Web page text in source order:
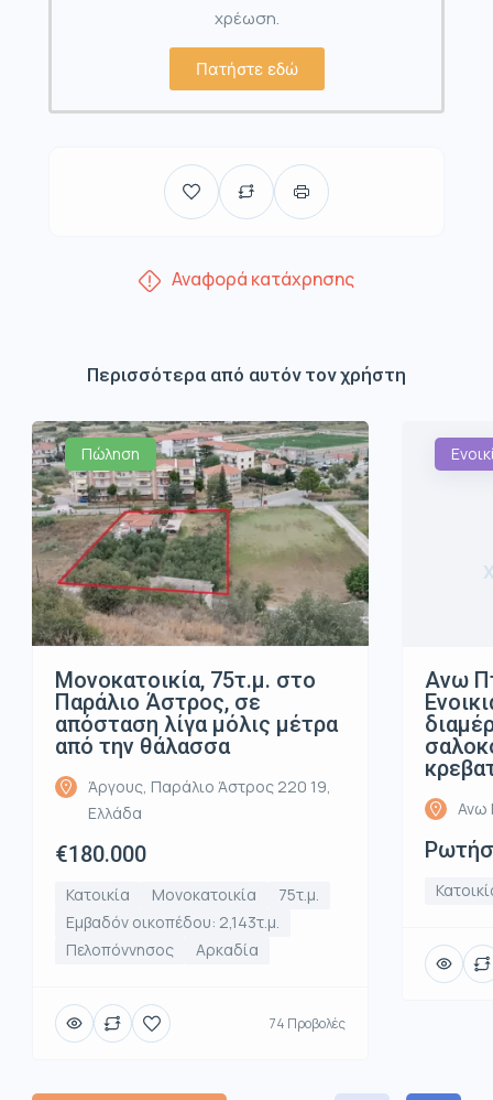
χρέωση.
Πατήστε εδώ
Αναφορά κατάχρησης
Περισσότερα από αυτόν τον χρήστη
Πώληση
Μονοκατοικία, 75τ.μ. στο
Παράλιο Άστρος, σε
απόσταση λίγα μόλις μέτρα
από την θάλασσα
Άργους, Παράλιο Άστρος 220 19,
Ελλάδα
€180.000
Κατοικία Μονοκατοικία
75τ.μ.
Εμβαδόν οικοπέδου: 2,143τ.μ.
Πελοπόννησος
Αρκαδία
74 Προβολές
Ανω
Ανω